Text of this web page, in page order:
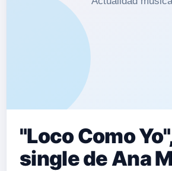
"Loco Como
single de Ana